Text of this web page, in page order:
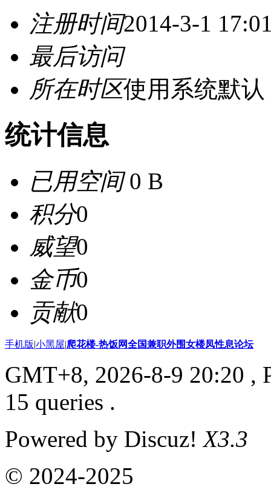
注册时间2014-3-1
最后访问
所在时区使用系统默认
统计信息
已用空间0 B
积分0
威望0
金币0
贡献0
手机版|小黑屋|爬花楼-热饭网全国兼职外围女楼凤性息论坛
GMT+8, 2026-8-9 20:20 ,
15 queries .
Powered by Discuz!X3.3
© 2024-2025